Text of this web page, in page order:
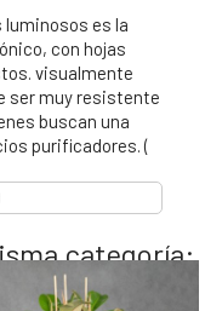
es la
con hojas
visualmente
ser muy resistente
buscan una
purificadores. (
categoría: